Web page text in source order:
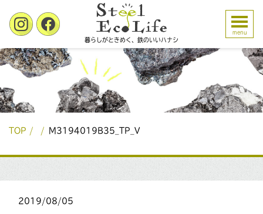
暮らしがときめく、鉄のいいハナシ
menu
TOP M3194019B35_TP_V
2019/08/05